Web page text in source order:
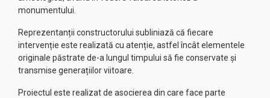
monumentului.
Reprezentanții constructorului subliniază că fiecare
intervenție este realizată cu atenție, astfel încât elementele
originale păstrate de-a lungul timpului să fie conservate și
transmise generațiilor viitoare.
Proiectul este realizat de asocierea din care face parte